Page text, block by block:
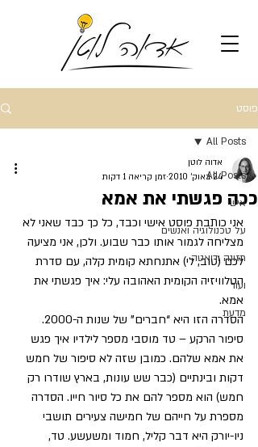
פוסט
All Posts
אישי
על טכנולוגיה ואנשים
תזונה ודיאטה
ועוד
מדעת
All Posts
ככה פגשתי את אמא
אדוה לוטן
24 באוק׳ 2010
זמן קריאה 1 דקות
אני כותבת פוסט אישי וכבד, כל כך כבד שאני לא
מצליחה לגמור אותו כבר שבוע. ולכן, אני מציעה
לכם (טוב, לי) אתנחתא קומית קלה, עם סדרת
הטלוויזיה הקומית האהובה עלי: איך פגשתי את
אמא.
הסדרה הזו היא “חברים” של שנות ה-2000.
סיפור הרקע – טד מוסבי מספר לילדיו איך פגש
את אמא שלהם. כמובן שזה לא סיפור של חמש
דקות ובינתיים (כבר שש עונות, בארץ שודרו רק
חמש) הוא מספר להם את כל סיור חייו. הסדרה
מספרת על חייהם של חמישה צעירים תושבי
ניו-יורק היא דבר קליל, חמוד ומשעשע. טד,